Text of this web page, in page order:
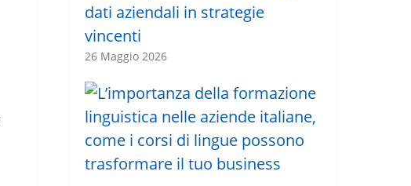
dati aziendali in strategie
vincenti
26 Maggio 2026